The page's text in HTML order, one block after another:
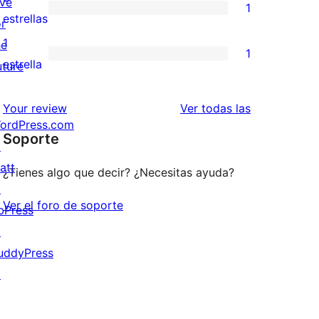
estrellas
de
3
estrellas
1
valoración
de
estrellas
estrellas
1
1
de
1
estrellas
1
estrella
1
Your review Ver todas lasvaloraciones
Soporte
¿Tienes algo que decir? ¿Necesitas ayuda?
Ver el foro de soporte